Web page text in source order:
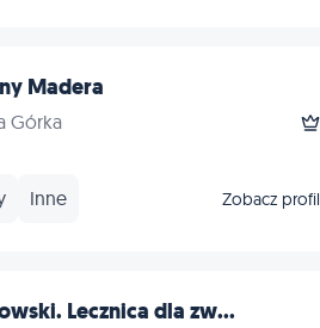
Madera
Górka
Inne Zobacz profil
Lecznica dla zw...